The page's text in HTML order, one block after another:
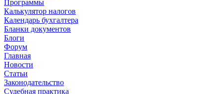
Программы
Калькулятор налогов
Календарь бухгалтера
Бланки документов
Блоги
Форум
Главная
Новости
Cтатьи
Законодательство
Судебная практика